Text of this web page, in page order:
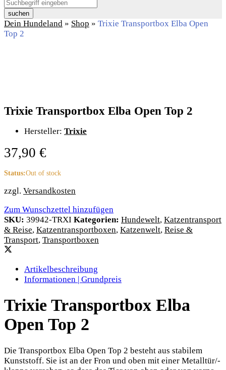
suchen
Dein Hundeland » Shop » Trixie Transportbox Elba Open
Top 2
Trixie Transportbox Elba Open Top 2
Hersteller: Trixie
37,90 €
Status:Out of stock
zzgl. Versandkosten
Zum Wunschzettel hinzufügen
SKU: 39942-TRXI Kategorien: Hundewelt, Katzentransport
& Reise, Katzentransportboxen, Katzenwelt, Reise &
Transport, Transportboxen
Artikelbeschreibung
Informationen | Grundpreis
Trixie Transportbox Elba
Open Top 2
Die Transportbox Elba Open Top 2 besteht aus stabilem
Kunststoff. Sie ist an der Fron und oben mit einer Metalltür/-